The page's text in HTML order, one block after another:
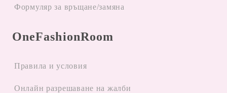
Формуляр за връщане/замяна
OneFashionRoom
Правила и условия
Oнлайн разрешаване на жалби